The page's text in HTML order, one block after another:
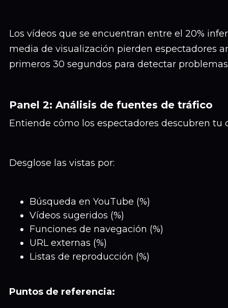
Los vídeos que se encuentran entre el 20%
media de visualización pierden espectadores
primeros 30 segundos para detectar
Panel 2: Análisis de fuentes de tráfico
Entiende cómo los espectadores descubren tu
Desglose las vistas por:
Búsqueda en YouTube (%)
Vídeos sugeridos (%)
Funciones de navegación (%)
URL externas (%)
Listas de reproducción (%)
Puntos de referencia: